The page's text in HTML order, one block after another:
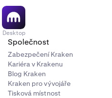
Desktop
Společnost
Zabezpečení Kraken
Kariéra v Krakenu
Blog Kraken
Kraken pro vývojáře
Tisková místnost